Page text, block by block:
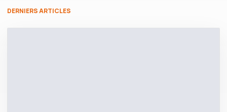
DERNIERS ARTICLES